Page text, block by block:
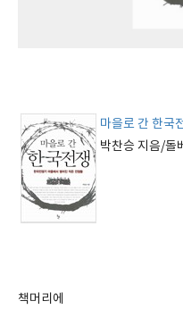
마을로 간 한국
박찬승 지음/돌
책머리에